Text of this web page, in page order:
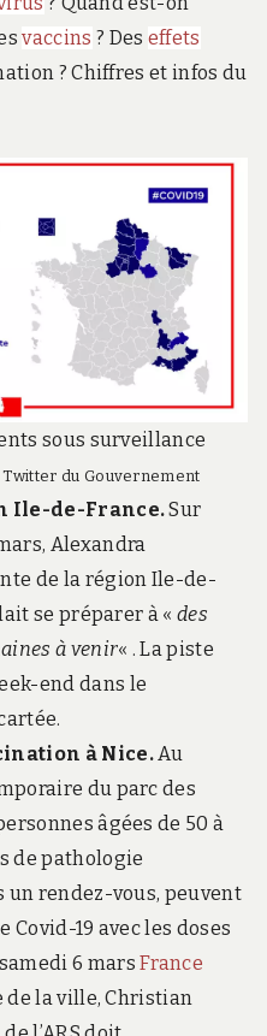
vaccins ? Des effets
? Chiffres et infos du
sous surveillance
du Gouvernement
Ile-de-France.Sur
Alexandra
de la région Ile-de-
se préparer à «des
à venir« . La piste
end dans le
à Nice.Au
du parc des
âgées de 50 à
de pathologie
rendez-vous, peuvent
19 avec les doses
6 marsFrance
de la ville, Christian